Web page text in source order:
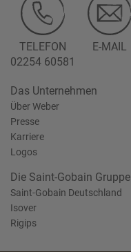
TELEFON
02254 60581
E-MAIL
Das Unternehmen
Über Weber
Presse
Karriere
Logos
Die Saint-Gobain Gruppe
Saint-Gobain Deutschland
Isover
Rigips